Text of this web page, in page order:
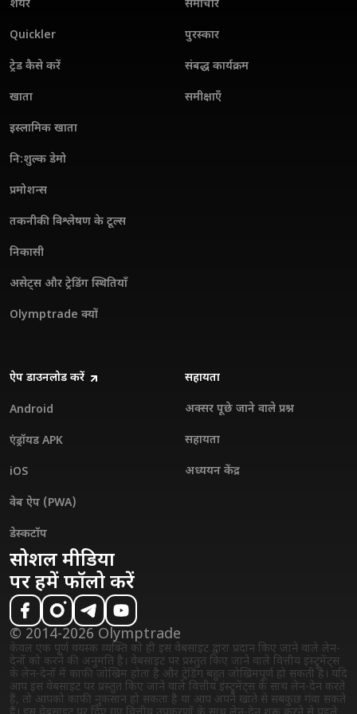
शेयर
Quickler
ट्रेड कैसे करें
खाता
इस्लामिक खाता
नि:शुल्क डेमो
प्रमोशन्स
तकनीकी विश्लेषण के टूल्स
निकासी
असेट्स और ट्रेडिंग स्थितियाँ
Olymptrade क्यों
समाचार
पुरस्कार
संबद्ध कार्यक्रम
समीक्षाएँ
ऐप डाउनलोड करें
Android
एंड्रॉयड APK
iOS
वेब ऐप (PWA)
डेस्कटॉप
सहायता
अक्सर पूछे जाने वाले प्रश्न
सहायता
अध्ययन केंद्र
सोशल मीडिया
पर हमें फॉलो करें
© 2014-2026 Olymptrade
केवल एक पूर्ण वयस्क व्यक्ति को ही इस वेबसाइट द्वारा प्रदान किए जाने वाले लेन-
देनों को करने की अनुमति है। वेबसाइट पर प्रस्तुत किए जाने वाले वित्तीय इंस्ट्रुमेंट्स
के लेन-देनों में काफी जोखिम होता है और ट्रेडिंग बहुत जोखिमपूर्ण हो सकती है। यदि
आप इस वेबसाइट पर प्रस्तुत किए जाने वाले वित्तीय इंस्ट्रुमेंट्स के साथ लेन-देन करते
हैं, तो आपको काफी नुकसान हो सकता है या आप अपने खाते से सबकुछ गंवा सकते